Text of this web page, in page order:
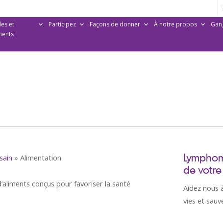
et
Participez Façons de donner À notre propos
» Alimentation
conçus pour favoriser la santé
de
Aidez nous
vies et